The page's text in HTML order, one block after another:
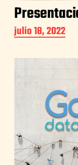
julio 18, 2022